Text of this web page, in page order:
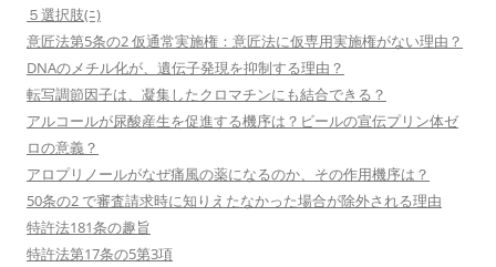
５選択肢(ﾆ)
意匠法第5条の2 仮通常実施権：意匠法に仮専用実施権がない理由？
DNAのメチル化が、遺伝子発現を抑制する理由？
転写調節因子は、凝集したクロマチンにも結合できる？
アルコールが尿酸産生を促進する機序は？ビールの宣伝プリン体ゼ
ロの意義？
アロプリノールがなぜ痛風の薬になるのか、その作用機序は？
50条の2 で審査請求時に知りえたなかった場合が除外される理由
特許法181条の趣旨
特許法第17条の5第3項